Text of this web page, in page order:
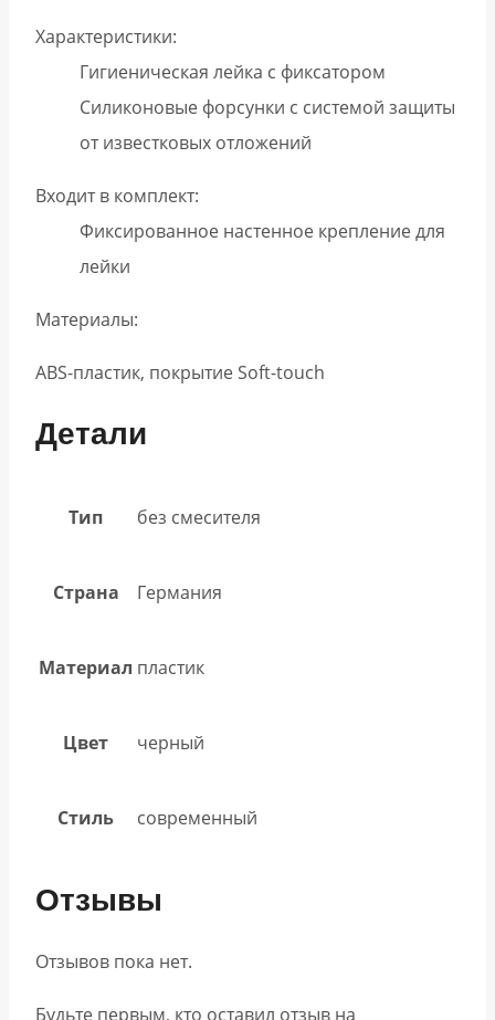
Характеристики:
Гигиеническая лейка с фиксатором
Силиконовые форсунки с системой защиты
от известковых отложений
Входит в комплект:
Фиксированное настенное крепление для
лейки
Материалы:
ABS-пластик, покрытие Soft-touch
Детали
Тип без смесителя
Страна Германия
Материал пластик
Цвет черный
Стиль современный
Отзывы
Отзывов пока нет.
Будьте первым, кто оставил отзыв на